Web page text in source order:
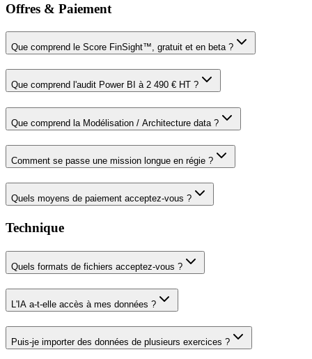
Offres & Paiement
Que comprend le Score FinSight™, gratuit et en beta ?
Que comprend l'audit Power BI à 2 490 € HT ?
Que comprend la Modélisation / Architecture data ?
Comment se passe une mission longue en régie ?
Quels moyens de paiement acceptez-vous ?
Technique
Quels formats de fichiers acceptez-vous ?
L'IA a-t-elle accès à mes données ?
Puis-je importer des données de plusieurs exercices ?